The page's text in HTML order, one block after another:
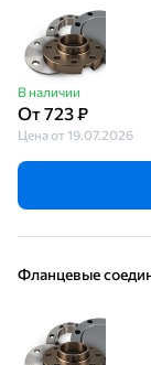
В наличии
От 723 ₽
Цена от 19.07.2026
Фланцевые